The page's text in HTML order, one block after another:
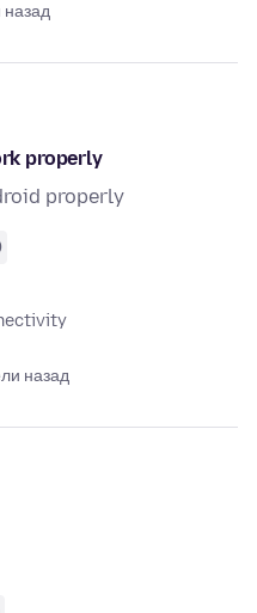
назад
properly
properly
назад